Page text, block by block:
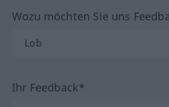
Wozu möchten Sie uns
Ihr Feedback*